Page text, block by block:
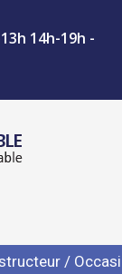
14h-19h -
/